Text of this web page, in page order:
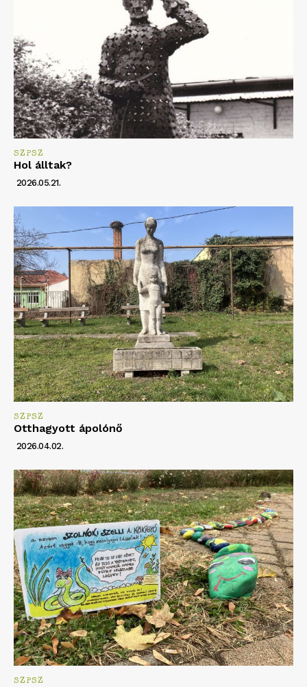
SZPSZ
Hol álltak?
2026.05.21.
SZPSZ
Otthagyott ápolónő
2026.04.02.
SZPSZ